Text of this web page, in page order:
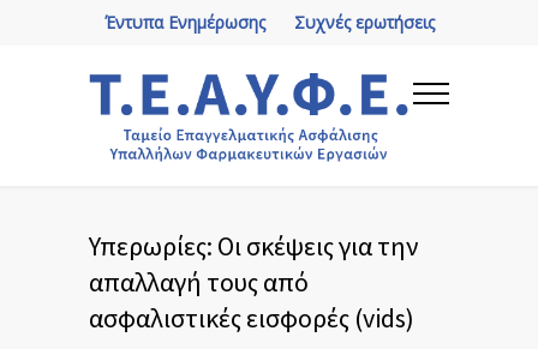
Συχνές ερωτήσεις
Έντυπα Ενημέρωσης
Υπερωρίες: Οι σκέψεις για την
απαλλαγή τους από
ασφαλιστικές εισφορές (vids)